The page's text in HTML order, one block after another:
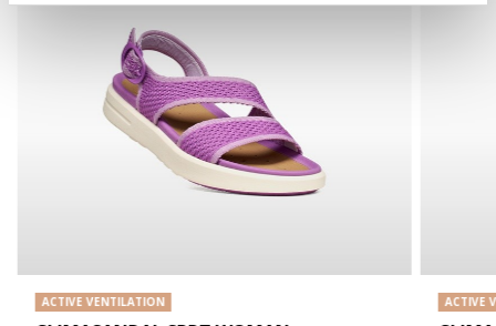
ACTIVE VENTILATION ACTIVE